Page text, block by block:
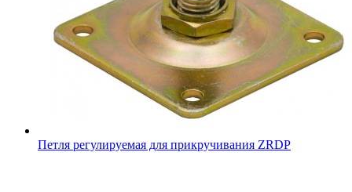
Петля регулируемая для прикручивания ZRDP